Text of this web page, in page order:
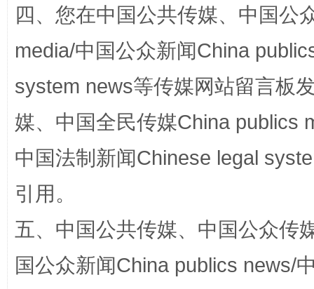
站台名比不上好声名
四、您在中国公共传媒、中国公
media/中国公众新闻China
system news等传媒网站留言板
媒、中国全民传媒China publics
中国法制新闻Chinese legal
引用。
五、中国公共传媒、中国公众传
国公众新闻China publics news/